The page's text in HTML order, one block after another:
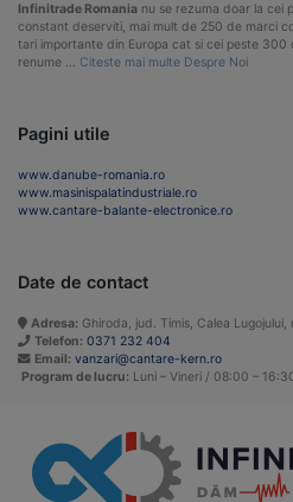
Infinitrade Romania nu se rezuma doar la cei
constant deserviti, mai mult de 250 de marci
tari importante din Europa cat si cei peste
renume … Citeste mai multe Despre Noi
Pagini utile
www.danube-romania.ro
www.masinispalatindustriale.ro
www.cantare-balante-electronice.ro
Date de contact
Adresa: Ghiroda, jud. Timis, Calea Lugojului,
Telefon: 0371 232 404
Email: vanzari@cantare-kern.ro
Program de lucru: Luni – Vineri / 08:00 –